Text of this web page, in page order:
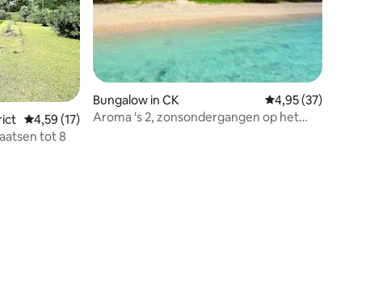
recensies
Gemiddelde beoordeling van 4,59 uit 5, 17 recensies
4,59 (17)
tot 8
Bungalow in CK Gemiddelde
4,95 (37)
Aroma 's 2, zonsondergangen op het